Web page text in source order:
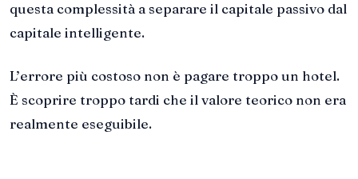
questa complessità a separare il capitale passivo dal
capitale intelligente.
L’errore più costoso non è pagare troppo un hotel.
È scoprire troppo tardi che il valore teorico non era
realmente eseguibile.